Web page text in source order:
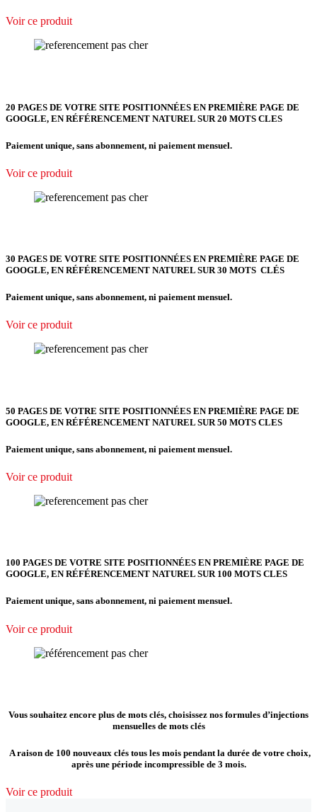
Voir ce produit
20 PAGES DE VOTRE SITE POSITIONNÉES EN PREMIÈRE PAGE DE
GOOGLE, EN RÉFÉRENCEMENT NATUREL SUR 20 MOTS CLES
Paiement unique, sans abonnement, ni paiement mensuel.
Voir ce produit
30 PAGES DE VOTRE SITE POSITIONNÉES EN PREMIÈRE PAGE DE
GOOGLE, EN RÉFÉRENCEMENT NATUREL SUR 30 MOTS CLÉS
Paiement unique, sans abonnement, ni paiement mensuel.
Voir ce produit
50 PAGES DE VOTRE SITE POSITIONNÉES EN PREMIÈRE PAGE DE
GOOGLE, EN RÉFÉRENCEMENT NATUREL SUR 50 MOTS CLES
Paiement unique, sans abonnement, ni paiement mensuel.
Voir ce produit
100 PAGES DE VOTRE SITE POSITIONNÉES EN PREMIÈRE PAGE DE
GOOGLE, EN RÉFÉRENCEMENT NATUREL SUR 100 MOTS CLES
Paiement unique, sans abonnement, ni paiement mensuel.
Voir ce produit
Vous souhaitez encore plus de mots clés, choisissez nos formules d’injections
mensuelles de mots clés
A raison de 100 nouveaux clés tous les mois pendant la durée de votre choix,
après une période incompressible de 3 mois.
Voir ce produit